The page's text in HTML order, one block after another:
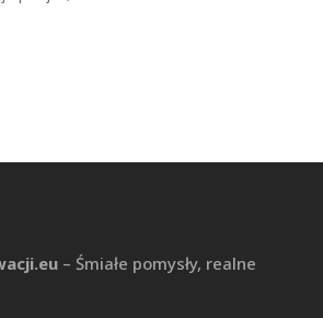
– Śmiałe pomysły, realne